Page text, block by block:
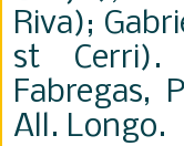
Riva);
st Cerri).
Fabregas,
All. Longo.